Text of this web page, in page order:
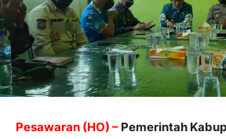
Pesawaran (HO) – Pemerintah